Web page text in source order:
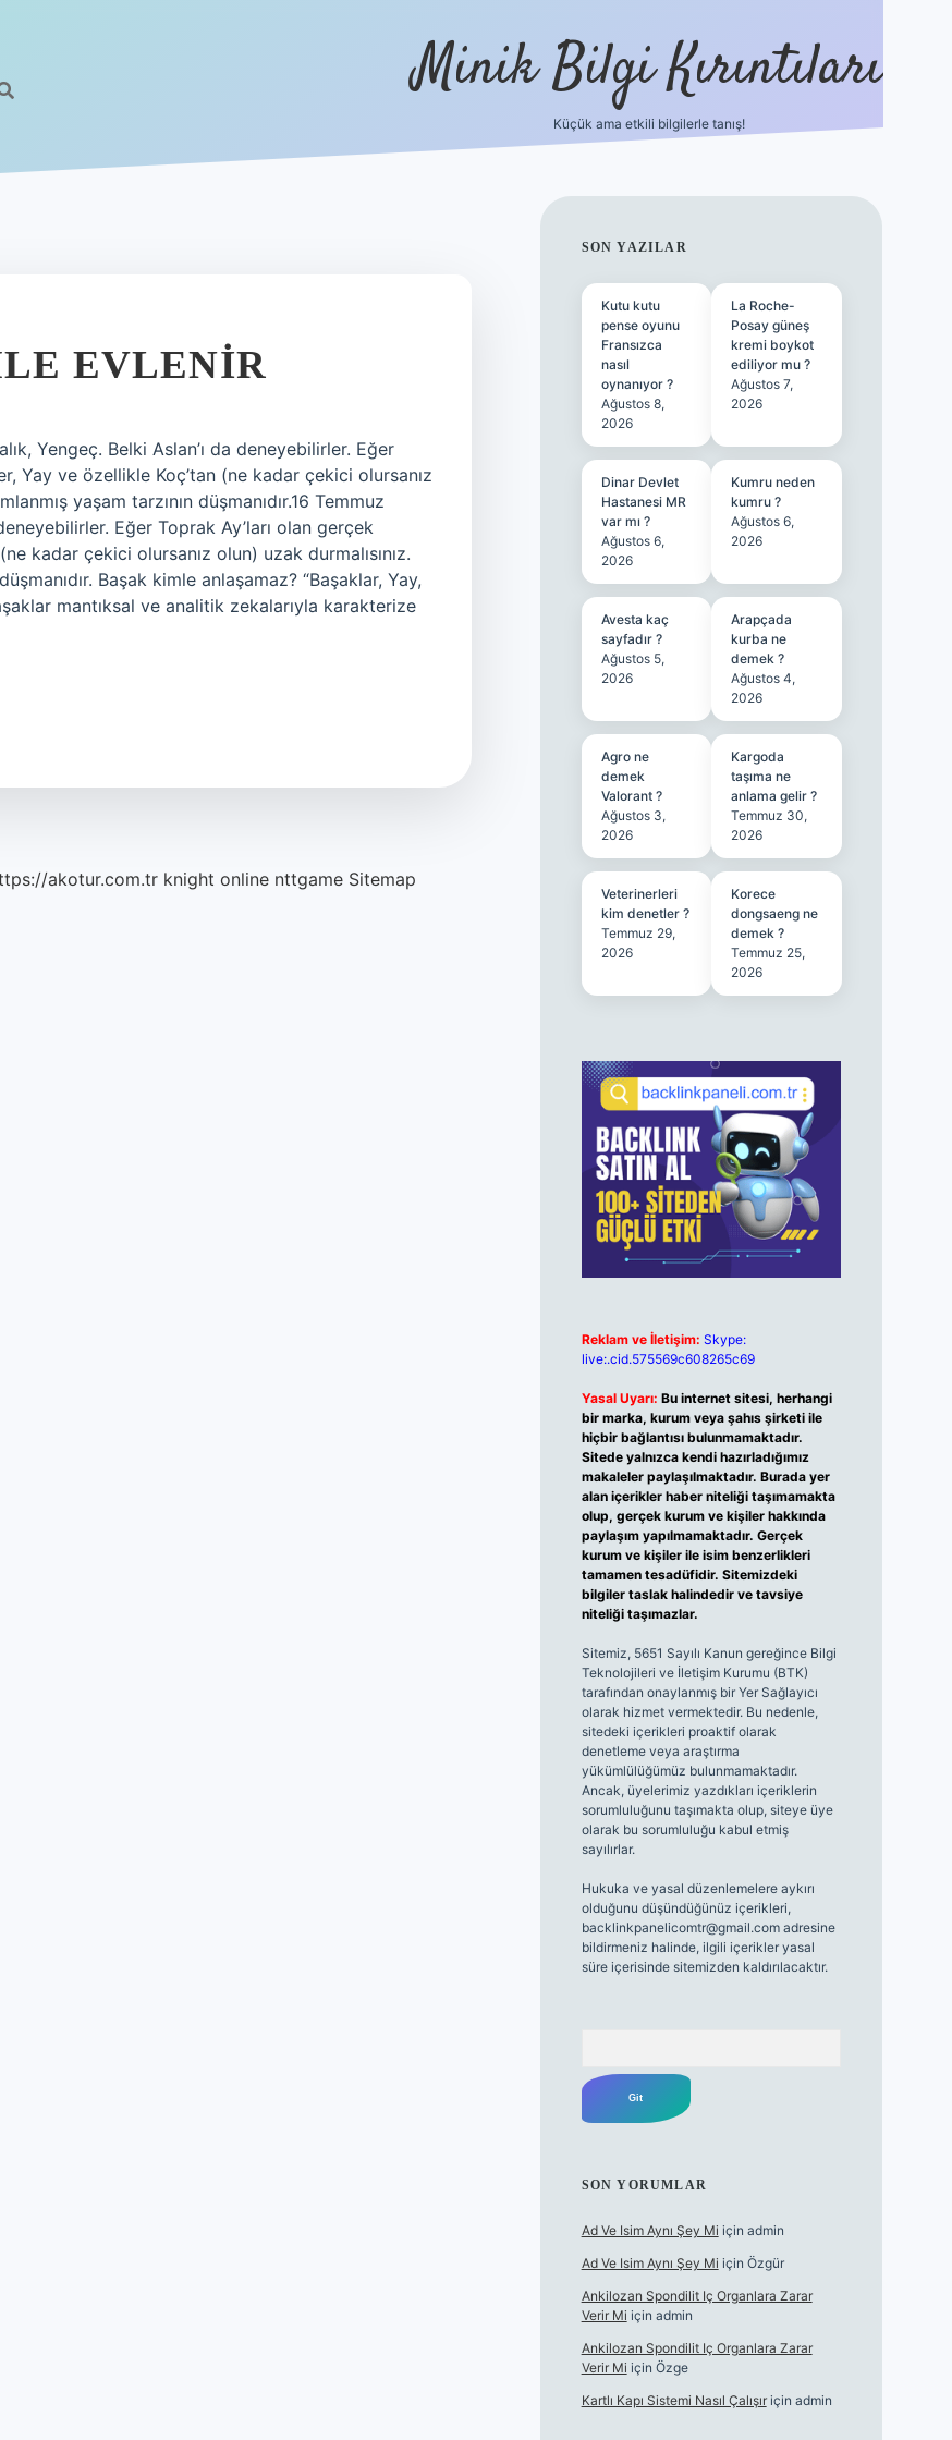
Minik Bilgi Kırıntıları
Küçük ama etkili bilgilerle tanış!
EVLENIR
Yengeç. Belki Aslan’ı da deneyebilirler. Eğer
Yay ve özellikle Koç’tan (ne kadar çekici olursanız
yaşam tarzının düşmanıdır.16 Temmuz
Eğer Toprak Ay’ları olan gerçek
kadar çekici olursanız olun) uzak durmalısınız.
Başak kimle anlaşamaz? “Başaklar, Yay,
mantıksal ve analitik zekalarıyla karakterize
akotur.com.tr knight online nttgame Sitemap
SIDEBAR
SON YAZILAR
Kutu kutu
pense oyunu
Fransızca
nasıl
oynanıyor ?
Ağustos 8,
2026
La Roche-
Posay güneş
kremi boykot
ediliyor mu ?
Ağustos 7,
2026
Dinar Devlet
Hastanesi MR
var mı ?
Ağustos 6,
2026
Kumru neden
kumru ?
Ağustos 6,
2026
Avesta kaç
sayfadır ?
Ağustos 5,
2026
Arapçada
kurba ne
demek ?
Ağustos 4,
2026
Agro ne
demek
Valorant ?
Ağustos 3,
2026
Kargoda
taşıma ne
anlama gelir ?
Temmuz 30,
2026
Veterinerleri
kim denetler ?
Temmuz 29,
2026
Korece
dongsaeng ne
demek ?
Temmuz 25,
2026
Reklam ve İletişim: Skype:
live:.cid.575569c608265c69
Yasal Uyarı: Bu internet sitesi, herhangi
bir marka, kurum veya şahıs şirketi ile
hiçbir bağlantısı bulunmamaktadır.
Sitede yalnızca kendi hazırladığımız
makaleler paylaşılmaktadır. Burada yer
alan içerikler haber niteliği taşımamakta
olup, gerçek kurum ve kişiler hakkında
paylaşım yapılmamaktadır. Gerçek
kurum ve kişiler ile isim benzerlikleri
tamamen tesadüfidir. Sitemizdeki
bilgiler taslak halindedir ve tavsiye
niteliği taşımazlar.
Sitemiz, 5651 Sayılı Kanun gereğince Bilgi
Teknolojileri ve İletişim Kurumu (BTK)
tarafından onaylanmış bir Yer Sağlayıcı
olarak hizmet vermektedir. Bu nedenle,
sitedeki içerikleri proaktif olarak
denetleme veya araştırma
yükümlülüğümüz bulunmamaktadır.
Ancak, üyelerimiz yazdıkları içeriklerin
sorumluluğunu taşımakta olup, siteye üye
olarak bu sorumluluğu kabul etmiş
sayılırlar.
Hukuka ve yasal düzenlemelere aykırı
olduğunu düşündüğünüz içerikleri,
backlinkpanelicomtr@gmail.comadresine
bildirmeniz halinde, ilgili içerikler yasal
süre içerisinde sitemizden kaldırılacaktır.
SON YORUMLAR
Ad Ve Isim Aynı Şey Mi için admin
Ad Ve Isim Aynı Şey Mi için Özgür
Ankilozan Spondilit Iç Organlara Zarar
Verir Mi için admin
Ankilozan Spondilit Iç Organlara Zarar
Verir Mi için Özge
Kartlı Kapı Sistemi Nasıl Çalışıriçin admin
ilbet